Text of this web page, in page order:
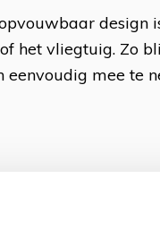
design
het vliegtuig. Zo
eenvoudig mee te